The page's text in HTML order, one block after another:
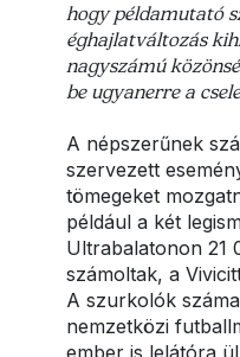
hogy példamutató
éghajlatváltozás
nagyszámú
be ugyanerre a
A népszerűnek
szervezett
tömegeket
például a két
Ultrabalatonon 21
számoltak, a
A szurkolók
nemzetközi
ember is lelátóra